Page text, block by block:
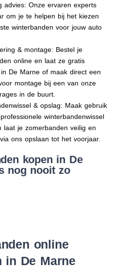
advies: Onze ervaren experts
om je te helpen bij het kiezen
winterbanden voor jouw auto
& montage: Bestel je
online en laat ze gratis
De Marne of maak direct een
montage bij een van onze
in de buurt.
& opslag: Maak gebruik
winterbandenwissel
laat je zomerbanden veilig en
ons opslaan tot het voorjaar.
kopen in De
nog nooit zo
online
in De Marne